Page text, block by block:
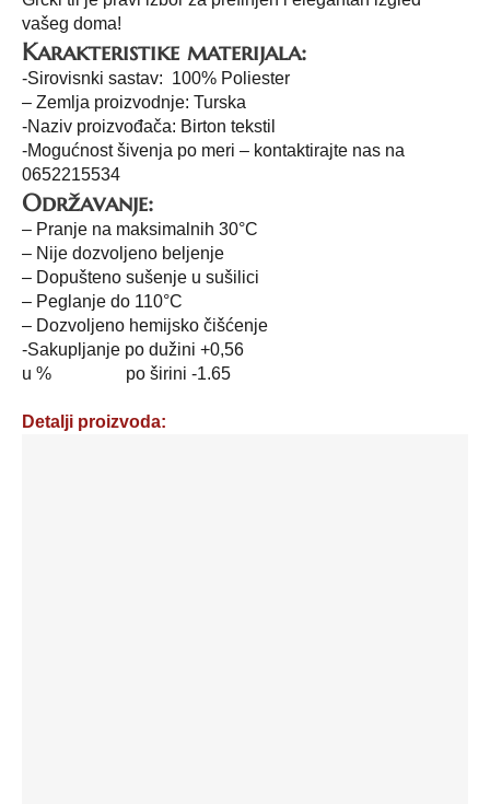
vašeg doma!
Karakteristike materijala:
-Sirovisnki sastav: 100% Poliester
– Zemlja proizvodnje: Turska
-Naziv proizvođača: Birton tekstil
-Mogućnost šivenja po meri – kontaktirajte nas na
0652215534
Održavanje:
– Pranje na maksimalnih 30°C
– Nije dozvoljeno beljenje
– Dopušteno sušenje u sušilici
– Peglanje do 110°C
– Dozvoljeno hemijsko čišćenje
-Sakupljanje po dužini +0,56
u % po širini -1.65
Detalji proizvoda: